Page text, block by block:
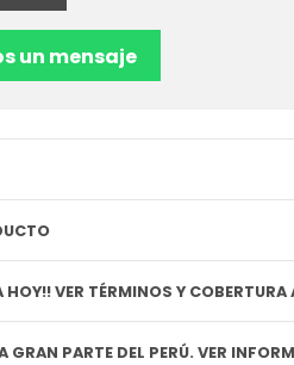
un mensaje
¡¡TU PEDIDO LLEGA HOY!! VER TÉRMINOS Y
GRAN PARTE DEL PERÚ. VER